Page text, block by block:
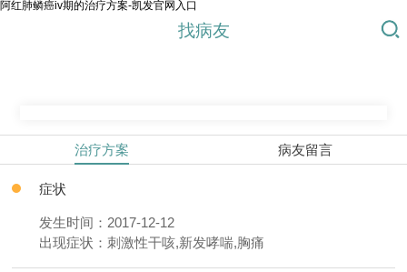
阿红肺鳞癌iv期的治疗方案-凯发官网入口
找病友
治疗方案 病友留言
症状
发生时间：2017-12-12
出现症状：刺激性干咳,新发哮喘,胸痛